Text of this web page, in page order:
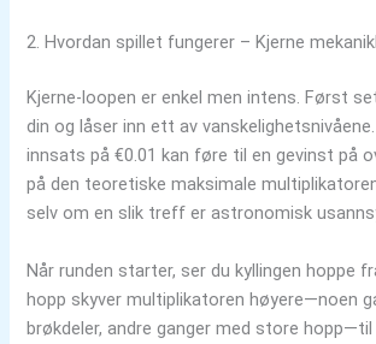
2. Hvordan spillet fungerer – Kjerne
Kjerne-loopen er enkel men intens. Først
din og låser inn ett av
innsats på €0.01 kan føre til en gevinst på
på den teoretiske maksimale
selv om en slik treff er astronomisk
Når runden starter, ser du kyllingen hoppe
hopp skyver multiplikatoren høyere—noen
brøkdeler, andre ganger med store